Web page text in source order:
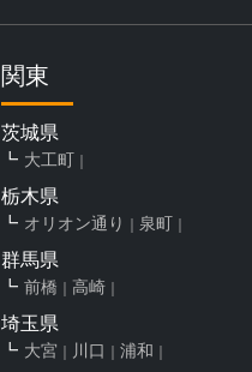
関東
茨城県
大工町
栃木県
オリオン通り 泉町
群馬県
前橋 高崎
埼玉県
大宮 川口 浦和